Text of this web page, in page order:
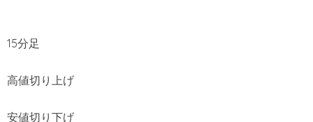
15分足
高値切り上げ
安値切り下げ